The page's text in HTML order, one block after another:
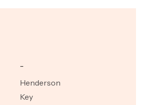
Henderson
Key